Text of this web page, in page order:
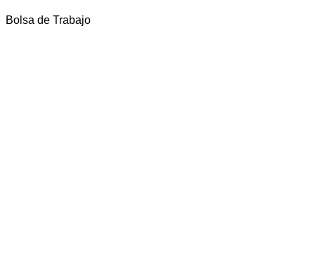
Bolsa de Trabajo